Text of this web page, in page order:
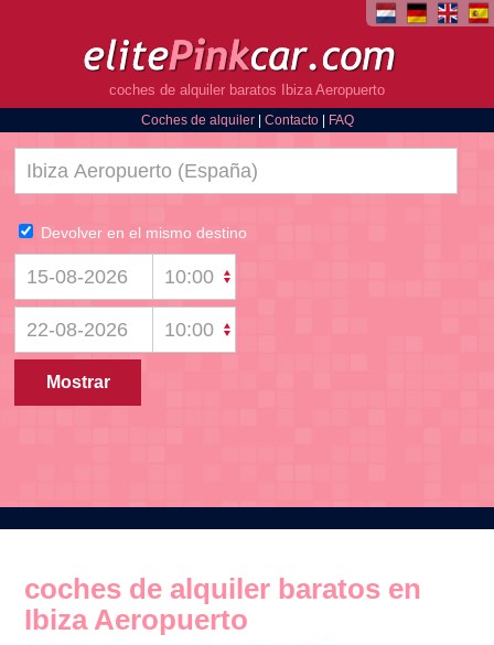
coches de alquiler baratos Ibiza Aeropuerto
Coches de alquiler| Contacto| FAQ
coches de alquiler baratos en
Ibiza Aeropuerto
Devolver en el mismo destino